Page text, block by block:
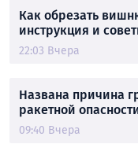
Как обрезать
инструкция и
22:03 Вчера
Названа причина
ракетной
09:40 Вчера